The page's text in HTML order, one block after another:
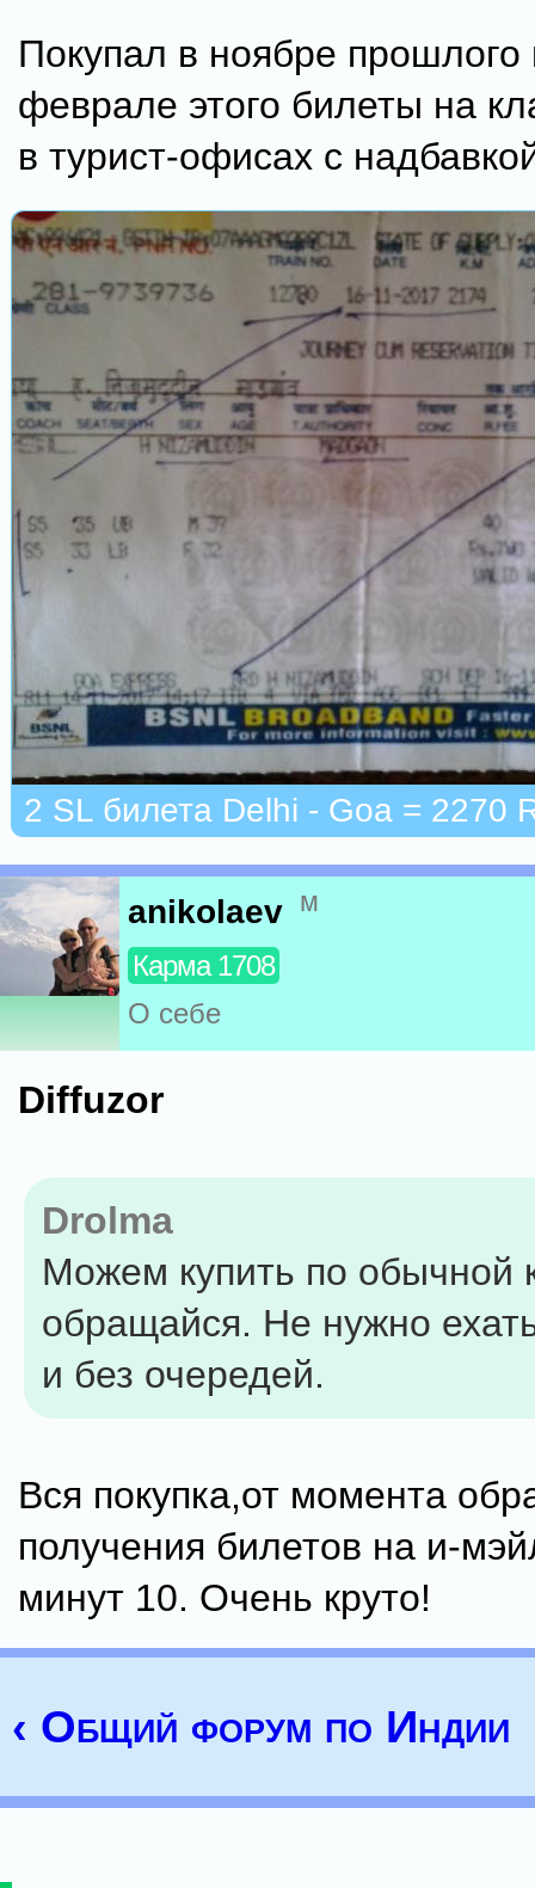
Покупал в ноябре прошлого
феврале этого билеты на
в турист-офисах с
2 SL билета Delhi - Goa = 2270
anikolaev м
Карма 1708
О себе
Diffuzor
Drolma
Можем купить по обычной
обращайся. Не нужно
и без очередей.
Вся покупка,от момента
получения билетов на и-
минут 10. Очень круто!
‹ Общий форум по Индии